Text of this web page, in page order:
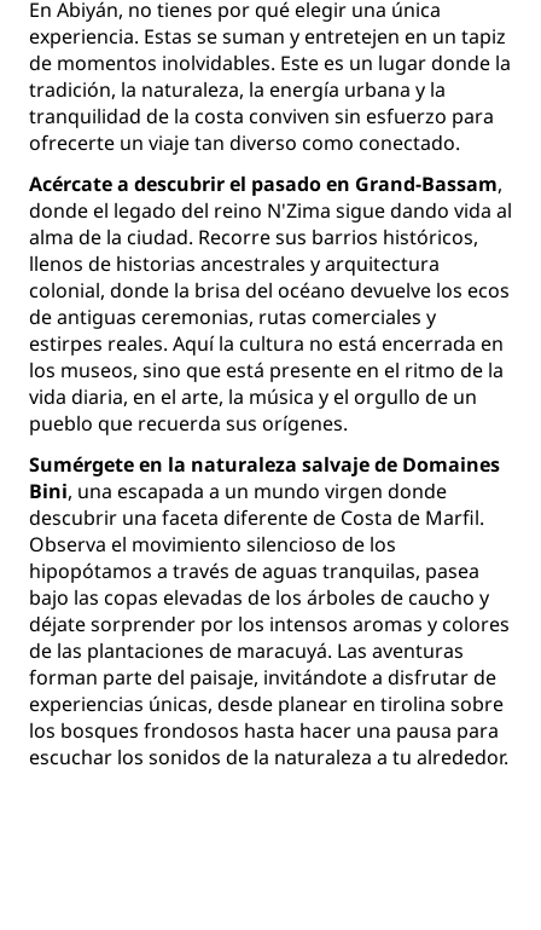
En Abiyán, no tienes por qué elegir una única
experiencia. Estas se suman y entretejen en un tapiz
de momentos inolvidables. Este es un lugar donde la
tradición, la naturaleza, la energía urbana y la
tranquilidad de la costa conviven sin esfuerzo para
ofrecerte un viaje tan diverso como conectado.
Acércate a descubrir el pasado en Grand-Bassam,
donde el legado del reino N'Zima sigue dando vida al
alma de la ciudad. Recorre sus barrios históricos,
llenos de historias ancestrales y arquitectura
colonial, donde la brisa del océano devuelve los ecos
de antiguas ceremonias, rutas comerciales y
estirpes reales. Aquí la cultura no está encerrada en
los museos, sino que está presente en el ritmo de la
vida diaria, en el arte, la música y el orgullo de un
pueblo que recuerda sus orígenes.
Sumérgete en la naturaleza salvaje de Domaines
Bini, una escapada a un mundo virgen donde
descubrir una faceta diferente de Costa de Marfil.
Observa el movimiento silencioso de los
hipopótamos a través de aguas tranquilas, pasea
bajo las copas elevadas de los árboles de caucho y
déjate sorprender por los intensos aromas y colores
de las plantaciones de maracuyá. Las aventuras
forman parte del paisaje, invitándote a disfrutar de
experiencias únicas, desde planear en tirolina sobre
los bosques frondosos hasta hacer una pausa para
escuchar los sonidos de la naturaleza a tu alrededor.